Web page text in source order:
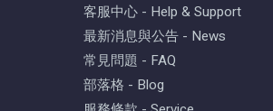
客服中心 - Help & Support
最新消息與公告 - News
常見問題 - FAQ
部落格 - Blog